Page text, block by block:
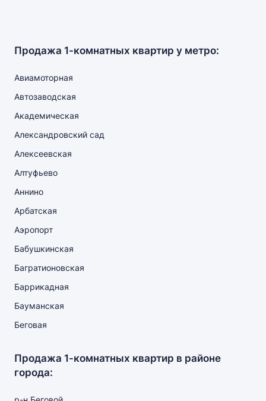
Продажа 1-комнатных квартир у метро:
Авиамоторная
Автозаводская
Академическая
Александровский сад
Алексеевская
Алтуфьево
Аннино
Арбатская
Аэропорт
Бабушкинская
Багратионовская
Баррикадная
Бауманская
Беговая
Продажа 1-комнатных квартир в районе
города: